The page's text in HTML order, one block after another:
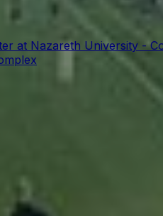
at Nazareth University -